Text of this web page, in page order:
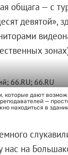
общага — с
девятой»,
которые дают
—
находиться в
нас на